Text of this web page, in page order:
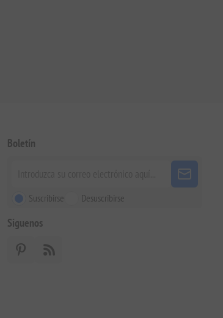
Boletín
Suscribirse Desuscribirse
Siguenos